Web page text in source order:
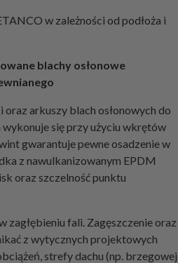
w zależności od podłoża i
blachy osłonowe
arkuszy blach osłonowych do
wykonuje się przy użyciu wkrętów
gwarantuje pewne osadzenie w
z nawulkanizowanym EPDM
oraz szczelność punktu
zagłębieniu fali. Zagęszczenie oraz
z wytycznych projektowych
strefy dachu (np. brzegowej